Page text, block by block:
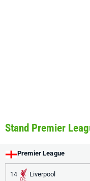
Stand Premier
Premier League
14 Liverpool